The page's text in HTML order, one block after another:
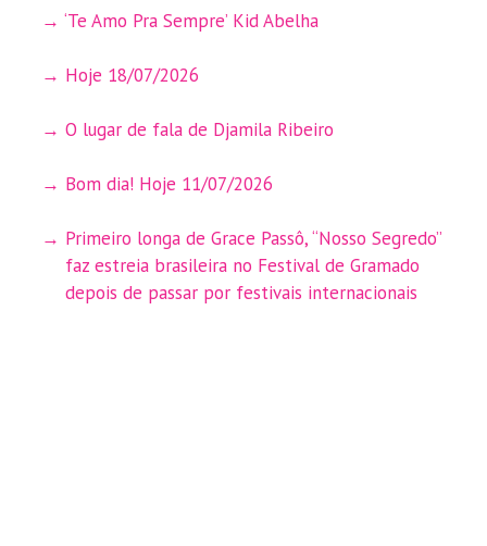
‘Te Amo Pra Sempre’ Kid Abelha
Hoje 18/07/2026
O lugar de fala de Djamila Ribeiro
Bom dia! Hoje 11/07/2026
Primeiro longa de Grace Passô, “Nosso Segredo”
faz estreia brasileira no Festival de Gramado
depois de passar por festivais internacionais